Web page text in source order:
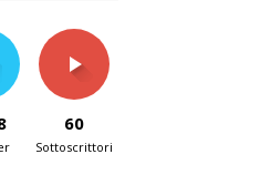
60
Sottoscrittori